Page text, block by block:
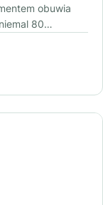
obuwia
80…